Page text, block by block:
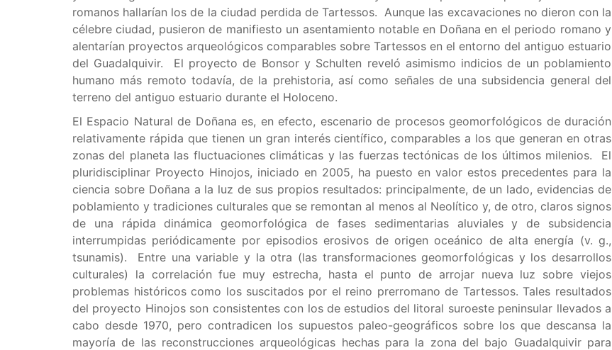
romanos hallarían los de la ciudad perdida de Tartessos. Aunque las excavaciones no dieron con la
célebre ciudad, pusieron de manifiesto un asentamiento notable en Doñana en el periodo romano y
alentarían proyectos arqueológicos comparables sobre Tartessos en el entorno del antiguo estuario
del Guadalquivir. El proyecto de Bonsor y Schulten reveló asimismo indicios de un poblamiento
humano más remoto todavía, de la prehistoria, así como señales de una subsidencia general del
terreno del antiguo estuario durante el Holoceno.
El Espacio Natural de Doñana es, en efecto, escenario de procesos geomorfológicos de duración
relativamente rápida que tienen un gran interés científico, comparables a los que generan en otras
zonas del planeta las fluctuaciones climáticas y las fuerzas tectónicas de los últimos milenios. El
pluridisciplinar Proyecto Hinojos, iniciado en 2005, ha puesto en valor estos precedentes para la
ciencia sobre Doñana a la luz de sus propios resultados: principalmente, de un lado, evidencias de
poblamiento y tradiciones culturales que se remontan al menos al Neolítico y, de otro, claros signos
de una rápida dinámica geomorfológica de fases sedimentarias aluviales y de subsidencia
interrumpidas periódicamente por episodios erosivos de origen oceánico de alta energía (v. g.,
tsunamis). Entre una variable y la otra (las transformaciones geomorfológicas y los desarrollos
culturales) la correlación fue muy estrecha, hasta el punto de arrojar nueva luz sobre viejos
problemas históricos como los suscitados por el reino prerromano de Tartessos. Tales resultados
del proyecto Hinojos son consistentes con los de estudios del litoral suroeste peninsular llevados a
cabo desde 1970, pero contradicen los supuestos paleo-geográficos sobre los que descansa la
mayoría de las reconstrucciones arqueológicas hechas para la zona del bajo Guadalquivir para